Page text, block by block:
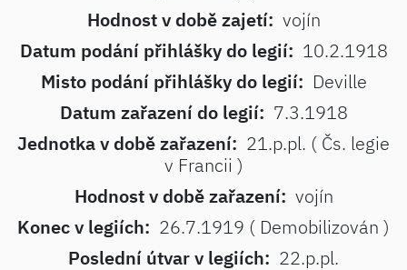
Hodnost v době zajetí: vojín
Datum podání přihlášky do legií: 10.2.1918
Misto podání přihlášky do legií: Deville
Datum zařazení do legií: 7.3.1918
Jednotka v době zařazení: 21.p.pl. ( Čs. legie
v Francii )
Hodnost v době zařazení: vojín
Konec v legiích: 26.7.1919 ( Demobilizován )
Poslední útvar v legiích: 22.p.pl.